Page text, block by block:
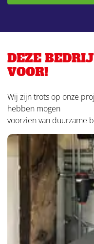
DEZE
VOOR!
Wij zijn trots op onze
hebben mogen
voorzien van duurzame